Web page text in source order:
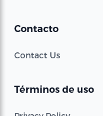
Contacto
Contact Us
Términos de uso